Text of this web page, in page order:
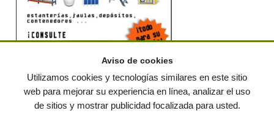
© residuos.com - Todos los derechos reservados Política de privacidad
Aviso de cookies
Utilizamos cookies y tecnologías similares en este sitio
web para mejorar su experiencia en línea, analizar el uso
de sitios y mostrar publicidad focalizada para usted.